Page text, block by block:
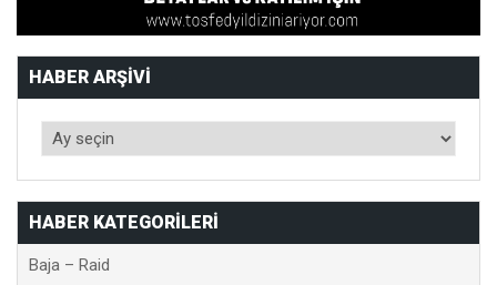
HABER ARŞIVI
HABER KATEGORILERI
Baja – Raid